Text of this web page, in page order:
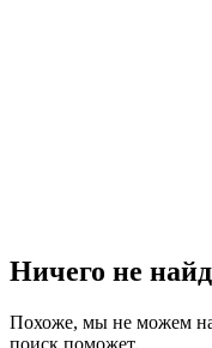
Ничего не
Похоже, мы не можем
поиск поможет.